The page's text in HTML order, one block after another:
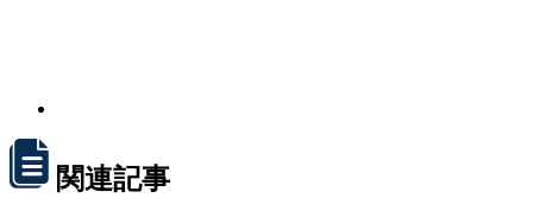
関連記事